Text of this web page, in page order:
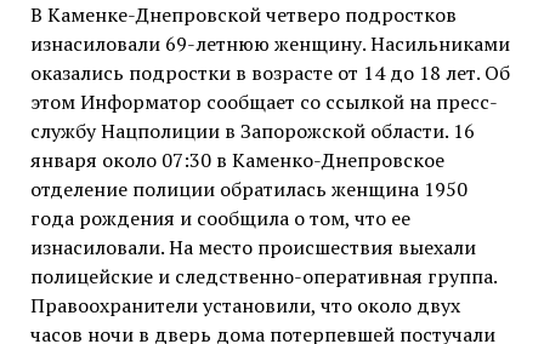
В Каменке-Днепровской четверо подростков
изнасиловали 69-летнюю женщину. Насильниками
оказались подростки в возрасте от 14 до 18 лет. Об
этом Информатор сообщает со ссылкой на пресс-
службу Нацполиции в Запорожской области. 16
января около 07:30 в Каменко-Днепровское
отделение полиции обратилась женщина 1950
года рождения и сообщила о том, что ее
изнасиловали. На место происшествия выехали
полицейские и следственно-оперативная группа.
Правоохранители установили, что около двух
часов ночи в дверь дома потерпевшей постучали